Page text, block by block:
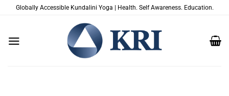
Globally Accessible Kundalini Yoga | Health. Self Awareness. Education.